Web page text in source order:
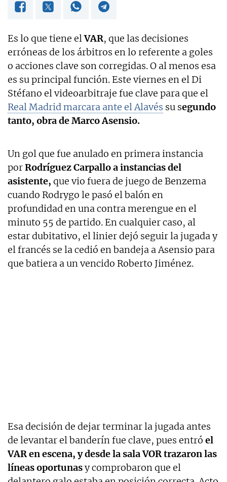
Es lo que tiene elVAR, que las decisiones
erróneas de los árbitros en lo referente a goles
o acciones clave son corregidas. O al menos esa
es su principal función. Este viernes en el Di
Stéfano el videoarbitraje fue clave para que el
Real Madrid marcara ante el Alavés su segundo
tanto, obra de Marco Asensio.
Un gol que fue anulado en primera instancia
porRodríguez Carpallo a instancias del
asistente, que vio fuera de juego de Benzema
cuando Rodrygo le pasó el balón en
profundidad en una contra merengue en el
minuto 55 de partido. En cualquier caso, al
estar dubitativo, el linier dejó seguir la jugada y
el francés se la cedió en bandeja a Asensio para
que batiera a un vencido Roberto Jiménez.
Esa decisión de dejar terminar la jugada antes
de levantar el banderín fue clave, pues entró el
VAR en escena, y desde la sala VOR trazaron las
líneas oportunasy comprobaron que el